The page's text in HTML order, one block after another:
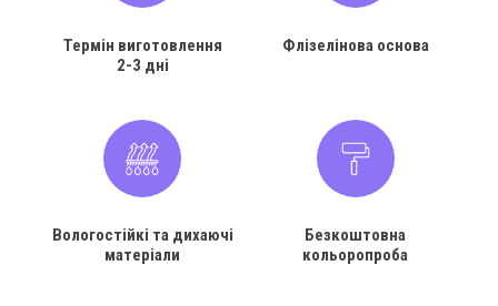
Термін виготовлення
2-3 дні
Флізелінова основа
Вологостійкі та дихаючі
матеріали
Безкоштовна
кольоропроба